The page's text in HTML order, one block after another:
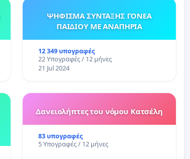
ΨΗΦΙΣΜΑ ΣΥΝΤΑΞΗΣ ΓΟΝΕΑ
ΠΑΙΔΙΟΥ ΜΕ ΑΝΑΠΗΡΙΑ
12 349 υπογραφές
22 Υπογραφές / 12 μήνες
21 Jul 2024
Δανειολήπτες του νόμου Κατσέλη
83 υπογραφές
5 Υπογραφές / 12 μήνες